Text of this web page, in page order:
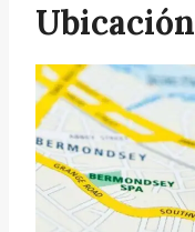
Ubicación